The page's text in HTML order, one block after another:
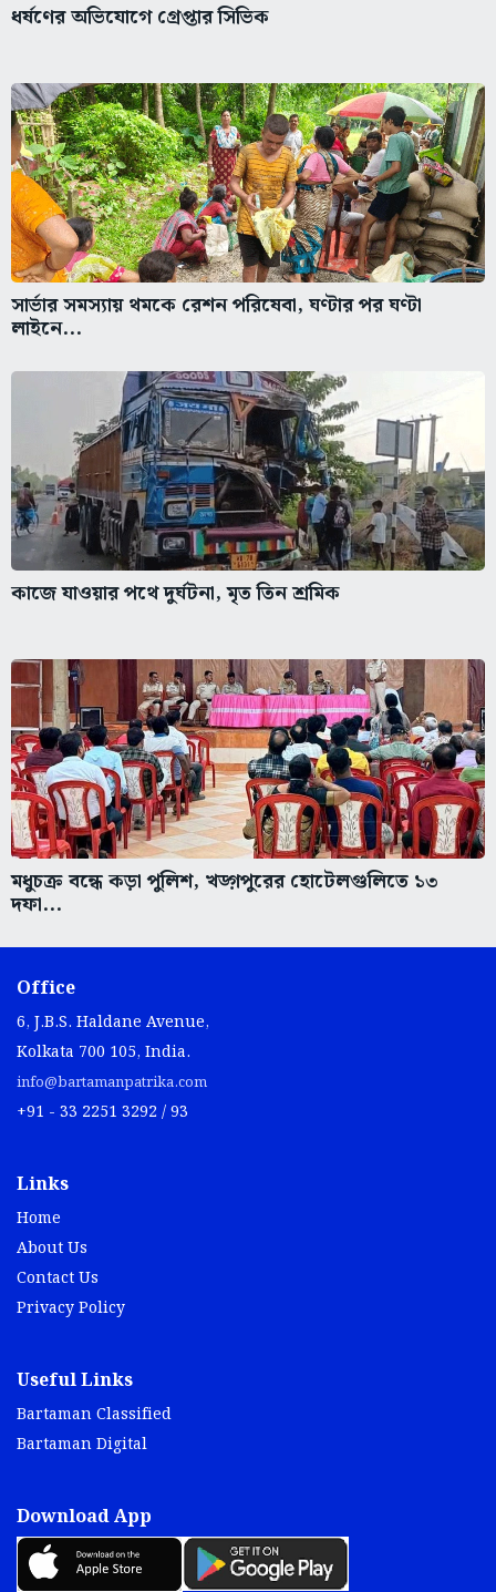
ধর্ষণের অভিযোগে গ্রেপ্তার সিভিক
সার্ভার সমস্যায় থমকে রেশন পরিষেবা, ঘণ্টার পর ঘণ্টা
লাইনে...
কাজে যাওয়ার পথে দুর্ঘটনা, মৃত তিন শ্রমিক
মধুচক্র বন্ধে কড়া পুলিশ, খড়্গপুরের হোটেলগুলিতে ১৩
দফা...
Office
6, J.B.S. Haldane Avenue,
Kolkata 700 105, India.
info@bartamanpatrika.com
+91 - 33 2251 3292 / 93
Links
Home
About Us
Contact Us
Privacy Policy
Useful Links
Bartaman Classified
Bartaman Digital
Download App